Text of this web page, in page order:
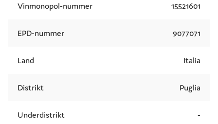
Vinmonopol-nummer 15521601
EPD-nummer 9077071
Land Italia
Distrikt Puglia
Underdistrikt -